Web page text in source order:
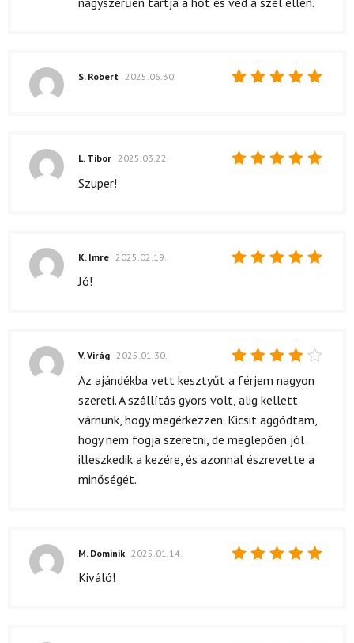
S. Róbert 2025.06.30.
L. Tibor 2025.03.22.
Szuper!
K. Imre 2025.02.19.
Jó!
Értékelés:
/ 5
V. Virág 2025.01.30.
Az ajándékba vett kesztyűt a férjem nagyon
szereti. A szállítás gyors volt, alig kellett
várnunk, hogy megérkezzen. Kicsit aggódtam,
hogy nem fogja szeretni, de meglepően jól
illeszkedik a kezére, és azonnal észrevette a
minőségét.
M. Dominik 2025.01.14.
Kiváló!